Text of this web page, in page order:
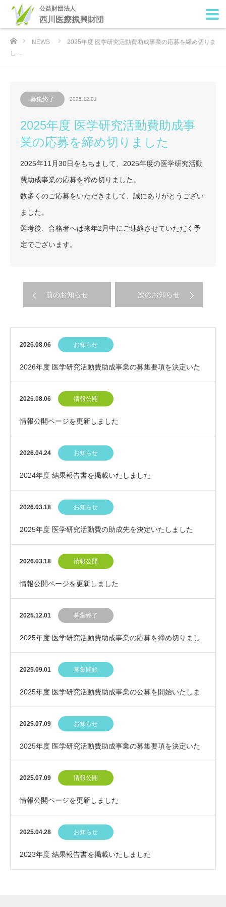
公益財団法人
西川医療振興財団
ホームNEWS
2025年度 医学研究活動費助成事業の応募を締め切りま
し…
募集終了 2025.12.01
2025年度 医学研究活動費助成事
業の応募を締め切りました
2025年11月30日をもちまして、2025年度の医学研究活動
費助成事業の応募を締め切りました。
数多くのご応募をいただきまして、誠にありがとうござい
ました。
選考後、合格者へは来年2月中にご連絡させていただく予
定でございます。
前のお知らせ 次のお知らせ
2026.08.06 お知らせ
2026年度 医学研究活動費助成事業の募集要項を決定いた
しました
2026.08.06 情報公開
情報公開ページを更新しました
2026.04.24 お知らせ
2024年度 結果報告書を掲載いたしました
2026.03.18 お知らせ
2025年度 医学研究活動費の助成先を決定いたしました
2026.03.18 情報公開
情報公開ページを更新しました
2025.12.01 募集終了
2025年度 医学研究活動費助成事業の応募を締め切りまし
た
2025.09.01 募集開始
2025年度 医学研究活動費助成事業の公募を開始いたしま
した
2025.07.09 お知らせ
2025年度 医学研究活動費助成事業の募集要項を決定いた
しました
2025.07.09 情報公開
情報公開ページを更新しました
2025.04.28 お知らせ
2023年度 結果報告書を掲載いたしました